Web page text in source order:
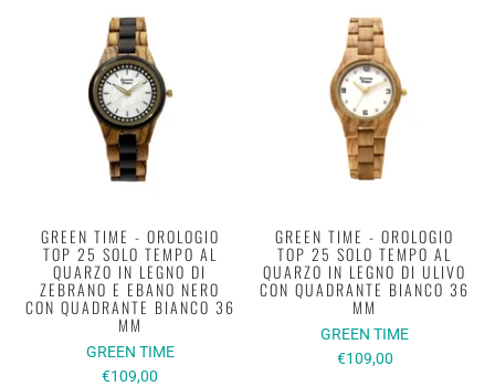
GREEN TIME - OROLOGIO
TOP 25 SOLO TEMPO AL
QUARZO IN LEGNO DI
ZEBRANO E EBANO NERO
CON QUADRANTE BIANCO 36
MM
GREEN TIME
€109,00
GREEN TIME - OROLOGIO
TOP 25 SOLO TEMPO AL
QUARZO IN LEGNO DI ULIVO
CON QUADRANTE BIANCO 36
MM
GREEN TIME
€109,00